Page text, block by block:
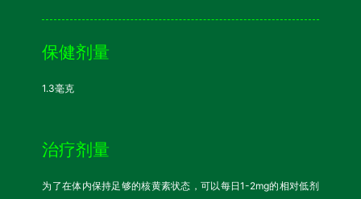
保健剂量
1.3毫克
治疗剂量
为了在体内保持足够的核黄素状态，可以每日1-2mg的相对低剂